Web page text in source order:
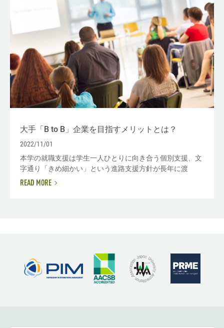
大手「B to B」企業を目指すメリットとは？
2022/11/01
本学の就職支援は学生一人ひとりに向き合う個別支援、文
字通り「きめ細かい」という進路支援方針が長年に渡
READ MORE